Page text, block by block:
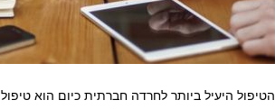
הטיפול היעיל ביותר לחרדה חברתית כיום הוא טיפול